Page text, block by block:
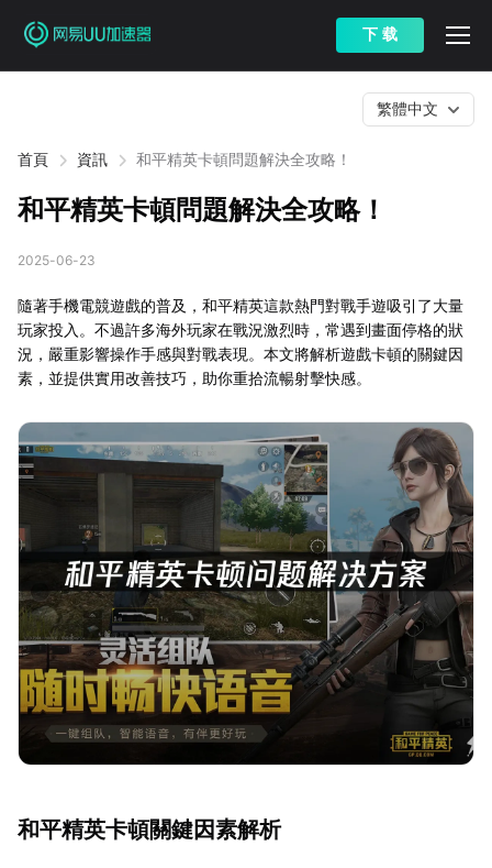
下 载
首頁 資訊 和平精英卡頓問題解決全攻略！
繁體中文
和平精英卡頓問題解決全攻略！
2025-06-23
隨著手機電競遊戲的普及，和平精英這款熱門對戰手遊吸引了大量
玩家投入。不過許多海外玩家在戰況激烈時，常遇到畫面停格的狀
況，嚴重影響操作手感與對戰表現。本文將解析遊戲卡頓的關鍵因
素，並提供實用改善技巧，助你重拾流暢射擊快感。
和平精英卡頓關鍵因素解析